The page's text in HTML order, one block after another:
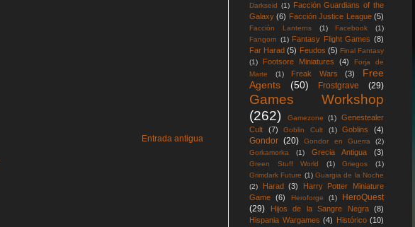
Entrada antigua
Darkseid (1) Facción Guardians of the
Galaxy (6) Facción Justice League (5)
Facción Lanterns (1) Facebook
(1)
Fangorn (1) Fantasy Flight Games (8)
Far Harad (5) Feudos (5) Final Fantasy
(1)
Footsore Miniatures (4)
Forja de
Marte
(1) Freak Wars (3)
Free
Agents
(50) Frostgrave (29)
Games Workshop
(262)
Gamezone (1)
Genestealer
Cult
(7) Goblin Cult (1) Goblins (4)
Gondor (20) Gondor en Guerra
(2)
Gorkamorka
(1) Grecia Antigua (3)
Green Stuff World (1) Griegos
(1)
Grimdark Future (1) Guargia de la Noche
(2)
Harad (3)
Harry Potter Miniature
Game
(6) Heroforge (1)
HeroQuest
(29)
Hijos de la Sangre Negra
(8)
Hispania Wargames (4) Histórico (10)